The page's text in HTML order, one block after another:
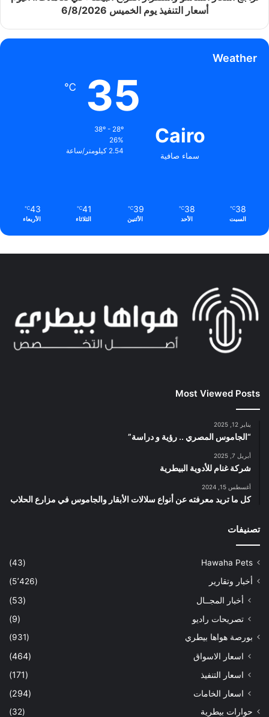
أسعار التنفيذ يوم الخميس 6/8/2026
Weather
Cairo
سماء صافية
35
℃
38º - 28º
26%
2.54 كيلومتر/ساعة
38
℃
السبت
38
℃
الأحد
39
℃
الأثنين
41
℃
الثلاثاء
43
℃
الأربعاء
Most Viewed Posts
يناير 12, 2025
“الجاموس المصري .. رؤية و دراسة”
أبريل 7, 2025
شركة غنام للأدوية البيطرية
أغسطس 15, 2024
كل ما تريد معرفته عن أنواع سلالات الأبقار والجاموس في مزارع الحلاب
تصنيفات
Hawaha Pets
(43)
أخبار وتقارير
(5٬426)
أخبار المجــال
(53)
تصريحات راديو
(9)
بورصة هواها بيطري (931)
اسعار الاسواق
(464)
اسعار التنفيذ
(171)
اسعار الخامات
(294)
حوارات بيطرية
(32)